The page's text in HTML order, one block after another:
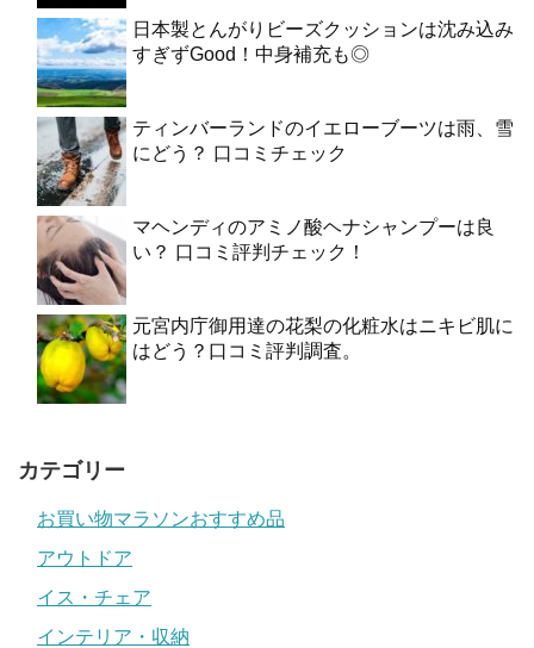
日本製とんがりビーズクッションは沈み込み
すぎずGood！中身補充も◎
ティンバーランドのイエローブーツは雨、雪
にどう？ 口コミチェック
マヘンディのアミノ酸ヘナシャンプーは良
い？ 口コミ評判チェック！
元宮内庁御用達の花梨の化粧水はニキビ肌に
はどう？口コミ評判調査。
カテゴリー
お買い物マラソンおすすめ品
アウトドア
イス・チェア
インテリア・収納